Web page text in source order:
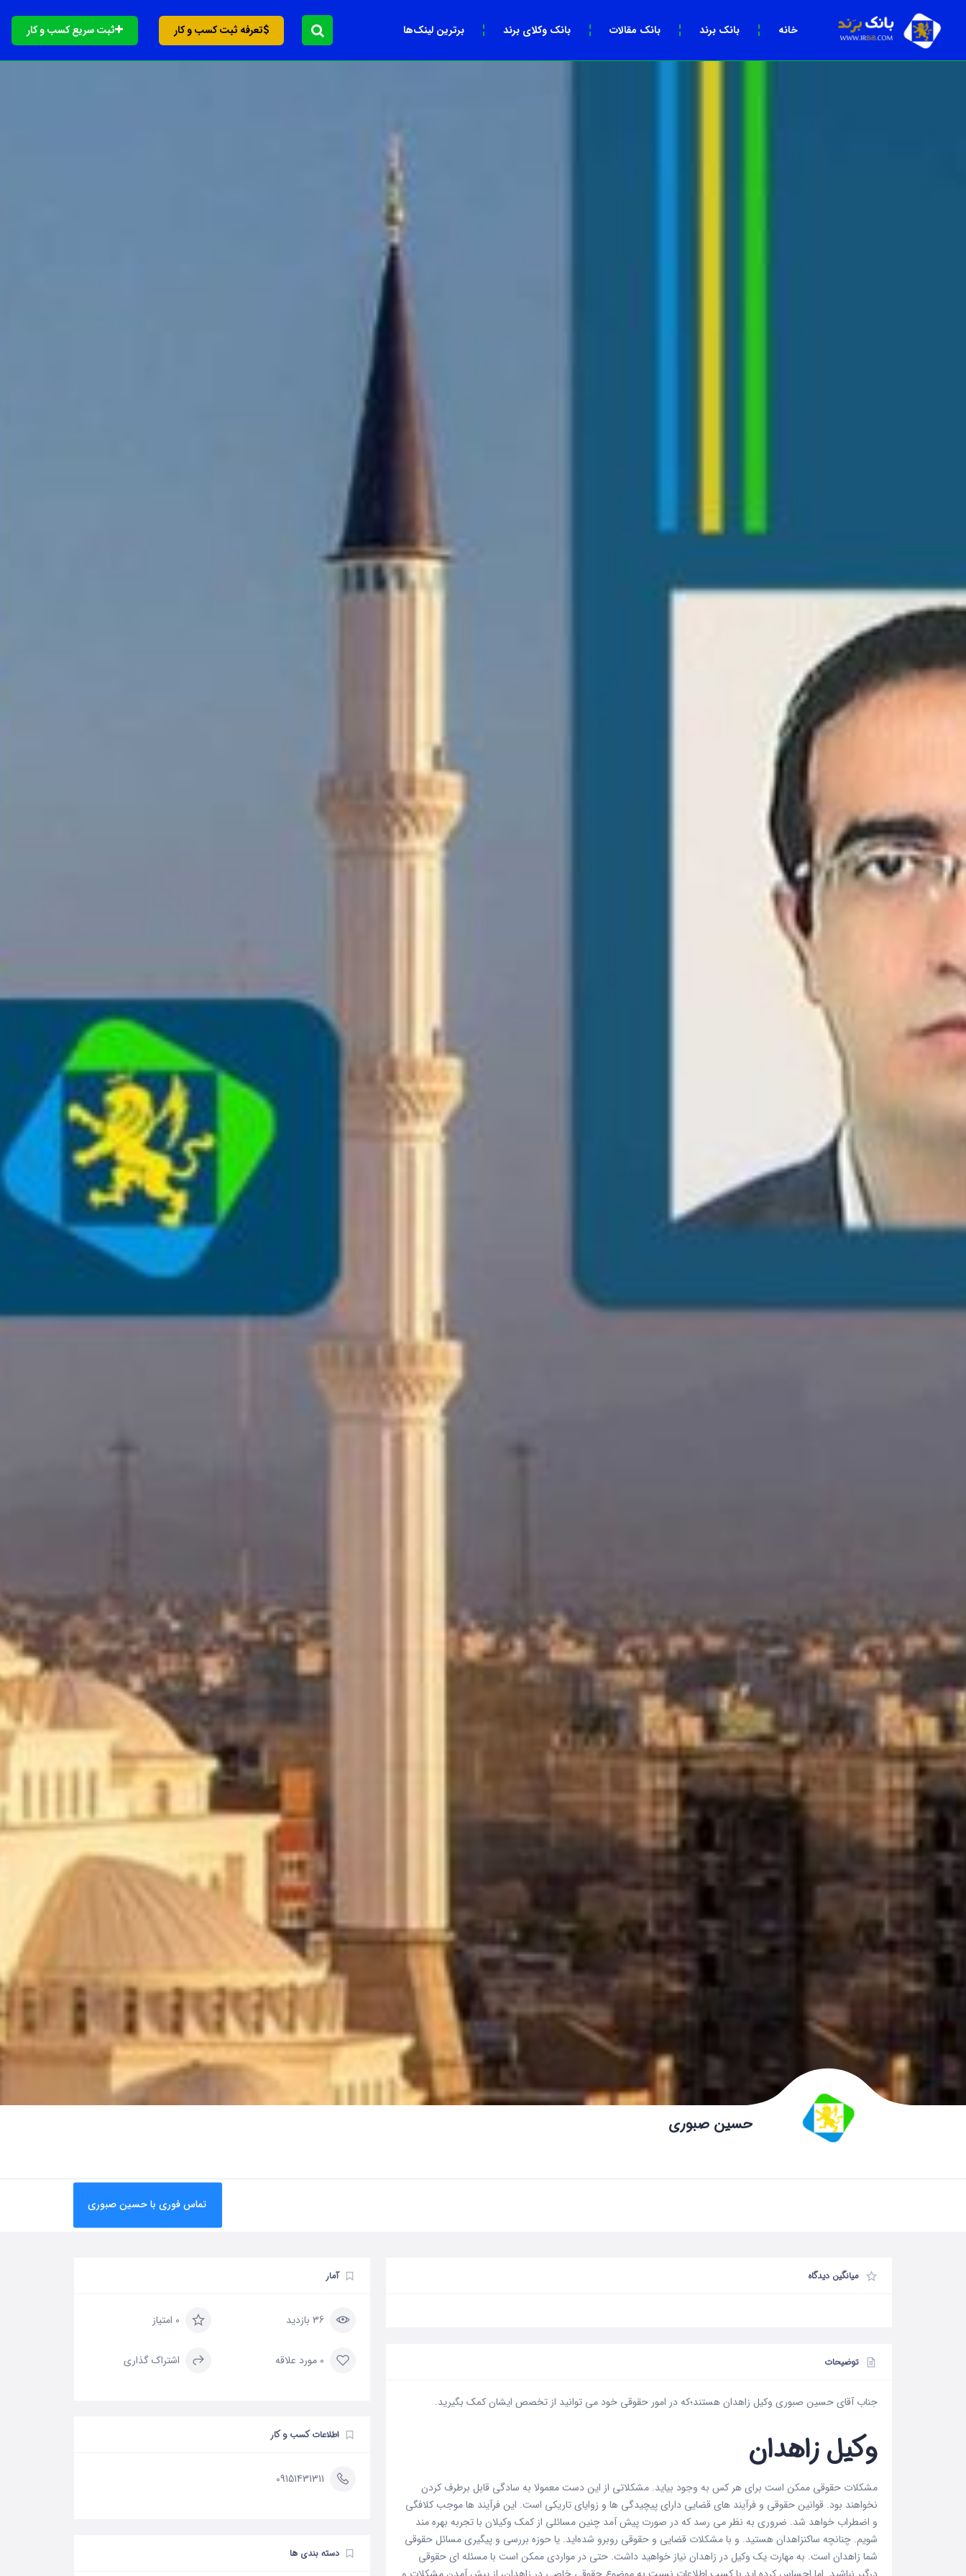
خانه بانک برند بانک مقالات بانک وکلای برند برترین لینک‌ها تعرفه ثبت کسب و کار ثبت سریع کسب و کار
حسین صبوری
تماس فوری با حسین صبوری
میانگین دیدگاه
توضیحات
جناب آقای حسین صبوری وکیل زاهدان هستند؛که در امور حقوقی خود می توانید از تخصص ایشان کمک بگیرید.
وکیل زاهدان
مشکلات حقوقی ممکن است برای هر کس به وجود بیاید. مشکلاتی از این دست معمولا به سادگی قابل برطرف کردن
نخواهند بود. قوانین حقوقی و فرآیند های قضایی دارای پیچیدگی ها و زوایای تاریکی است. این فرآیند ها موجب کلافگی
و اضطراب خواهد شد. ضروری به نظر می رسد که در صورت پیش آمد چنین مسائلی از کمک وکیلان با تجربه بهره مند
شویم. چنانچه ساکنزاهدان هستید. و با مشکلات قضایی و حقوقی روبرو شده‌اید. یا حوزه بررسی و پیگیری مسائل حقوقی
شما زاهدان است. به مهارت یک وکیل در زاهدان نیاز خواهید داشت. حتی در مواردی ممکن است با مسئله ای حقوقی
آمار
36 بازدید 0 امتیاز
0 مورد علاقه اشتراک گذاری
اطلاعات کسب و کار
09151431311
دسته بندی ها